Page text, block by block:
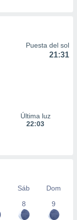
Puesta del sol
21:31
Última luz
22:03
Sáb
Dom
8 9